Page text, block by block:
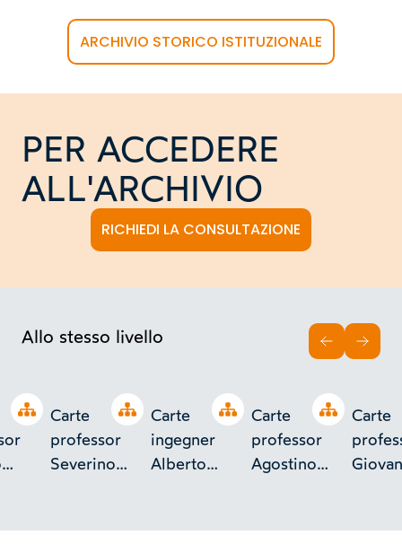
ARCHIVIO STORICO ISTITUZIONALE
PER ACCEDERE
ALL'ARCHIVIO
RICHIEDI LA CONSULTAZIONE
Allo stesso livello
Open tree Open tree
Carte
professor
Severino
Open tree
Carte
ingegner
Alberto
Open tree
Carte
professor
Agostino
Carte
INDIETRO